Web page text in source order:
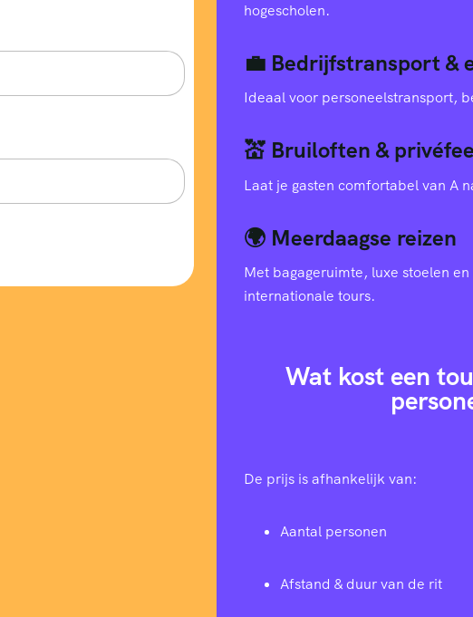
hogescholen.
💼 Bedrijfstransport &
Ideaal voor personeelstransport,
💒 Bruiloften &
Laat je gasten comfortabel van A
🌍 Meerdaagse reizen
Met bagageruimte, luxe stoelen
internationale tours.
Wat kost een
De prijs is afhankelijk van:
Aantal personen
Afstand & duur van de rit